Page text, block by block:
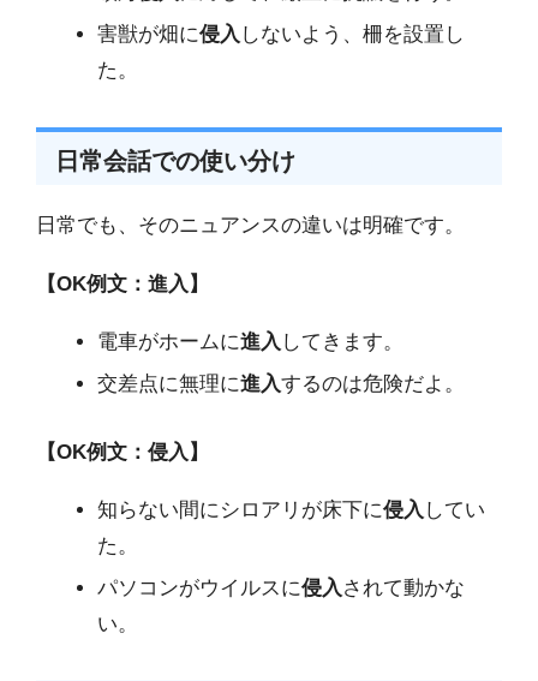
害獣が畑に侵入 しないよう、柵を設置し
た。
日常会話での使い分け
日常でも、そのニュアンスの違いは明確です。
【OK例文：進入】
電車がホームに進入 してきます。
交差点に無理に進入するのは危険だよ。
【OK例文：侵入】
知らない間にシロアリが床下に侵入 してい
た。
パソコンがウイルスに侵入されて動かな
い。